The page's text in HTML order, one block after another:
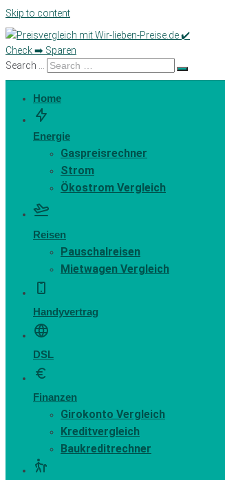
Skip to content
Search …
Home
Energie
Gaspreisrechner
Strom
Ökostrom Vergleich
Reisen
Pauschalreisen
Mietwagen Vergleich
Handyvertrag
DSL
Finanzen
Girokonto Vergleich
Kreditvergleich
Baukreditrechner